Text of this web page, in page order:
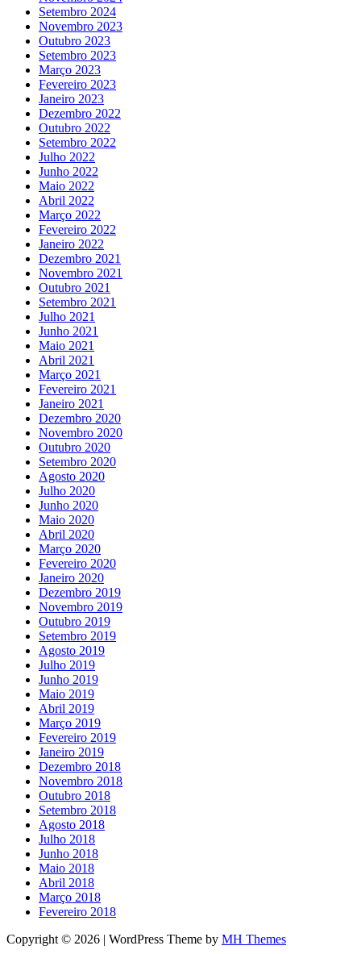
Setembro 2024
Novembro 2023
Outubro 2023
Setembro 2023
Março 2023
Fevereiro 2023
Janeiro 2023
Dezembro 2022
Outubro 2022
Setembro 2022
Julho 2022
Junho 2022
Maio 2022
Abril 2022
Março 2022
Fevereiro 2022
Janeiro 2022
Dezembro 2021
Novembro 2021
Outubro 2021
Setembro 2021
Julho 2021
Junho 2021
Maio 2021
Abril 2021
Março 2021
Fevereiro 2021
Janeiro 2021
Dezembro 2020
Novembro 2020
Outubro 2020
Setembro 2020
Agosto 2020
Julho 2020
Junho 2020
Maio 2020
Abril 2020
Março 2020
Fevereiro 2020
Janeiro 2020
Dezembro 2019
Novembro 2019
Outubro 2019
Setembro 2019
Agosto 2019
Julho 2019
Junho 2019
Maio 2019
Abril 2019
Março 2019
Fevereiro 2019
Janeiro 2019
Dezembro 2018
Novembro 2018
Outubro 2018
Setembro 2018
Agosto 2018
Julho 2018
Junho 2018
Maio 2018
Abril 2018
Março 2018
Fevereiro 2018
Copyright © 2026 | WordPress Theme by MH Themes